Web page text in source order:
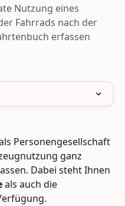
Nutzung eines
Fahrrads nach der
erfassen
Personengesellschaft
ganz
Dabei steht Ihnen
als auch die